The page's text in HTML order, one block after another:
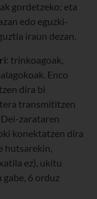
gordetzeko; eta
edo eguzki-
iraun dezan.
: trinkoagoak,
Enco
dira bi
transmititzen
zarataren
konektatzen dira
hutsarekin,
ez), ukitu
6 orduz